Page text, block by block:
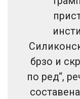
брзо и
по ред“,